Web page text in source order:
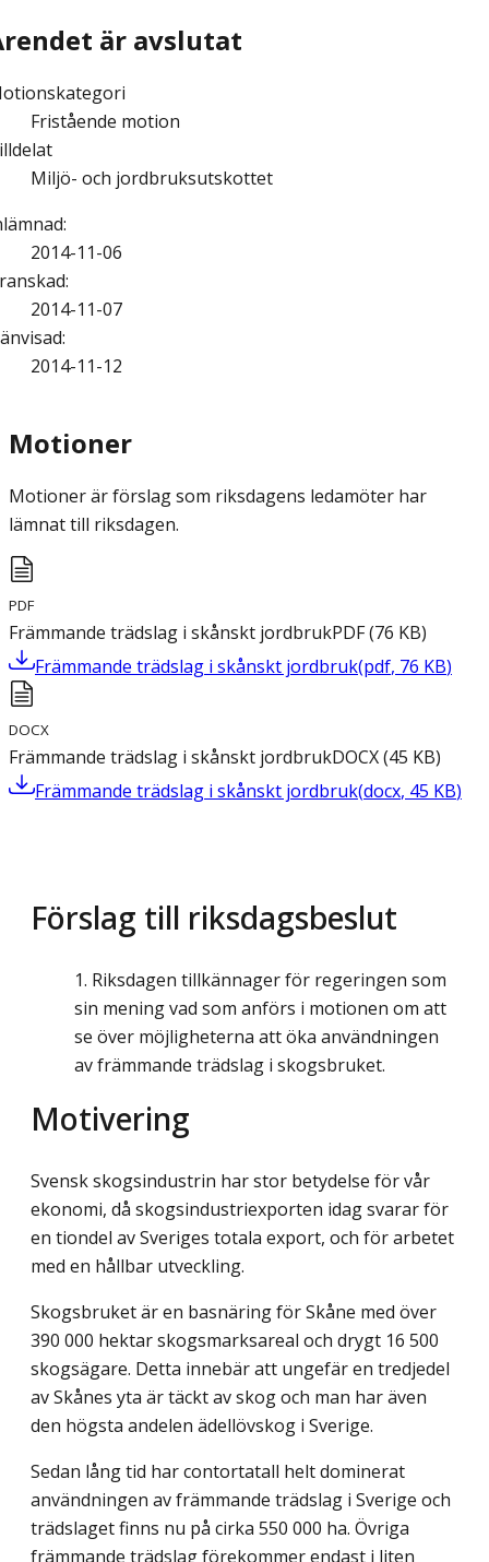
är avslutat
Fristående motion
Miljö- och jordbruksutskottet
:
2014-11-06
:
2014-11-07
:
2014-11-12
Motioner
Motioner är förslag som riksdagens ledamöter har
lämnat till riksdagen.
PDF
Främmande trädslag i skånskt jordbrukPDF(76 KB)
Främmande trädslag i skånskt jordbruk(pdf, 76 KB)
DOCX
Främmande trädslag i skånskt jordbrukDOCX(45 KB)
Främmande trädslag i skånskt jordbruk(docx, 45 KB)
Förslag till riksdagsbeslut
Riksdagen tillkännager för regeringen som
sin mening vad som anförs i motionen om att
se över möjligheterna att öka användningen
av främmande trädslag i skogsbruket.
Motivering
Svensk skogsindustrin har stor betydelse för vår
ekonomi, då skogsindustriexporten idag svarar för
en tiondel av Sveriges totala export, och för arbetet
med en hållbar utveckling.
Skogsbruket är en basnäring för Skåne med över
390 000 hektar skogsmarksareal och drygt 16 500
skogsägare. Detta innebär att ungefär en tredjedel
av Skånes yta är täckt av skog och man har även
den högsta andelen ädellövskog i Sverige.
Sedan lång tid har contortatall helt dominerat
användningen av främmande trädslag i Sverige och
trädslaget finns nu på cirka 550 000 ha. Övriga
främmande trädslag förekommer endast i liten